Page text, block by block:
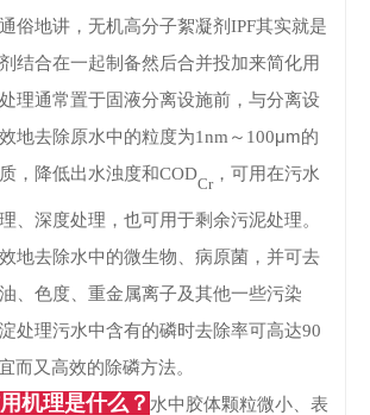
俗地讲，无机高分子絮凝剂IPF其实就是
结合在一起制备然后合并投加来简化用
理通常置于固液分离设施前，与分离设
地去除原水中的粒度为1nm～100μm的
，降低出水浊度和COD
Cr
，可用在污水
、深度处理，也可用于剩余污泥处理。
地去除水中的微生物、病原菌，并可去
、色度、重金属离子及其他一些污染
处理污水中含有的磷时去除率可高达90
而又高效的除磷方法。
机理是什么？ 水中胶体颗粒微小、表